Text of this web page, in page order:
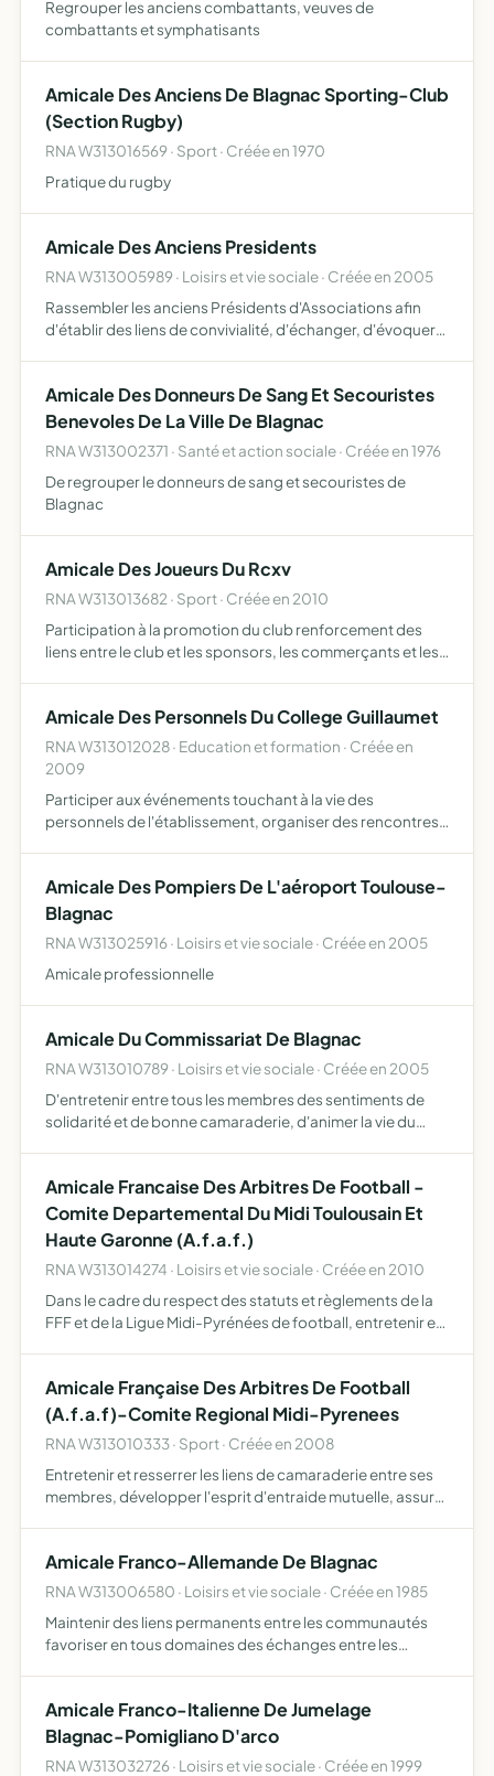
Regrouper les anciens combattants, veuves de
combattants et symphatisants
Amicale Des Anciens De Blagnac Sporting-Club
(Section Rugby)
RNA W313016569 · Sport · Créée en 1970
Pratique du rugby
Amicale Des Anciens Presidents
RNA W313005989 · Loisirs et vie sociale · Créée en 2005
Rassembler les anciens Présidents d'Associations afin
d'établir des liens de convivialité, d'échanger, d'évoquer
d'association…
Amicale Des Donneurs De Sang Et Secouristes
Benevoles De La Ville De Blagnac
RNA W313002371 · Santé et action sociale · Créée en 1976
De regrouper le donneurs de sang et secouristes de
Blagnac
Amicale Des Joueurs Du Rcxv
RNA W313013682 · Sport · Créée en 2010
Participation à la promotion du club renforcement des
liens entre le club et les sponsors, les commerçants et les
Amicale Des Personnels Du College Guillaumet
RNA W313012028 · Education et formation · Créée en
2009
Participer aux événements touchant à la vie des
personnels de l'établissement, organiser des rencontres
Amicale Des Pompiers De L'aéroport Toulouse-
Blagnac
RNA W313025916 · Loisirs et vie sociale · Créée en 2005
Amicale professionnelle
Amicale Du Commissariat De Blagnac
RNA W313010789 · Loisirs et vie sociale · Créée en 2005
D'entretenir entre tous les membres des sentiments de
solidarité et de bonne camaraderie, d'animer la vie du
Amicale Francaise Des Arbitres De Football -
Comite Departemental Du Midi Toulousain Et
Haute Garonne (A.f.a.f.)
RNA W313014274 · Loisirs et vie sociale · Créée en 2010
Dans le cadre du respect des statuts et règlements de la
FFF et de la Ligue Midi-Pyrénées de football, entretenir et
Amicale Française Des Arbitres De Football
(A.f.a.f)-Comite Regional Midi-Pyrenees
RNA W313010333 · Sport · Créée en 2008
Entretenir et resserrer les liens de camaraderie entre ses
membres, développer l'esprit d'entraide mutuelle, assurer
Amicale Franco-Allemande De Blagnac
RNA W313006580 · Loisirs et vie sociale · Créée en 1985
Maintenir des liens permanents entre les communautés
favoriser en tous domaines des échanges entre les
la fraternit…
Amicale Franco-Italienne De Jumelage
Blagnac-Pomigliano D'arco
RNA W313032726 · Loisirs et vie sociale · Créée en 1999